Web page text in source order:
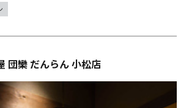
団欒 だんらん 小松店